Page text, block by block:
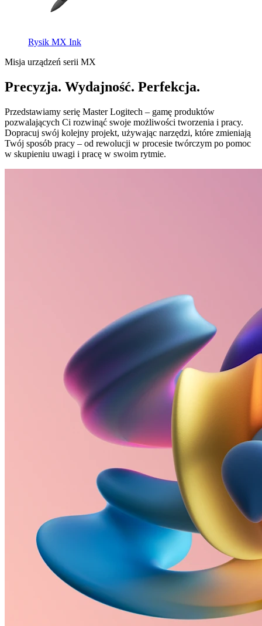
Rysik MX Ink
Misja urządzeń serii MX
Precyzja. Wydajność. Perfekcja.
Przedstawiamy serię Master Logitech – gamę produktów
pozwalających Ci rozwinąć swoje możliwości tworzenia i pracy.
Dopracuj swój kolejny projekt, używając narzędzi, które zmieniają
Twój sposób pracy – od rewolucji w procesie twórczym po pomoc
w skupieniu uwagi i pracę w swoim rytmie.